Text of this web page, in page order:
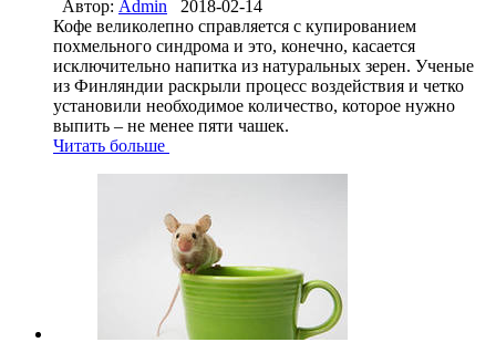
Автор: Admin
2018-02-14
Кофе великолепно справляется с купированием
похмельного синдрома и это, конечно, касается
исключительно напитка из натуральных зерен. Ученые
из Финляндии раскрыли процесс воздействия и четко
установили необходимое количество, которое нужно
выпить – не менее пяти чашек.
Читать больше